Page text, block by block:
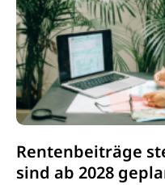
Rentenbeiträge
sind ab 2028